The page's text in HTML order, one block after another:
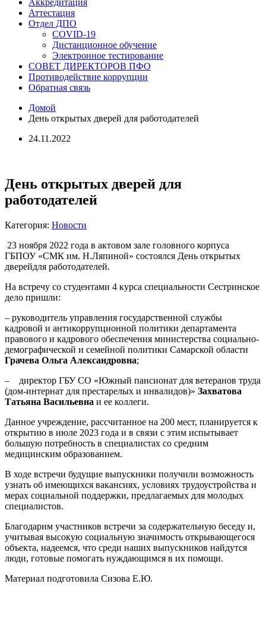
Аккредитация
Аттестация
Отдел ДПО
COVID-19
Дистанционное обучение
Электронное тестирование
СОВЕТ ДИРЕКТОРОВ ПФО
Противодействие коррупции
Обратная связь
Домой
День открытых дверей для работодателей
24.11.2022
День открытых дверей для
работодателей
Категория: Новости
23 ноября 2022 года в актовом зале головного корпуса
ГБПОУ «СМК им. Н.Ляпиной» состоялся День открытых
дверейдля работодателей.
На встречу со студентами 4 курса специальности Сестринское
дело пришли:
– руководитель управления государственной службы
кадровой и антикоррупционной политики департамента
правового и кадрового обеспечения министерства социально-
демографической и семейной политики Самарской области
Грачева Ольга Александровна;
– директор ГБУ СО «Южный пансионат для ветеранов труда
(дом-интернат для престарелых и инвалидов)» Захватова
Татьяна Васильевна и ее коллеги.
Данное учреждение, рассчитанное на 200 мест, планируется к
открытию в июле 2023 года и в связи с этим испытывает
большую потребность в специалистах со средним
медицинским образованием.
В ходе встречи будущие выпускники получили возможность
узнать об имеющихся вакансиях, условиях трудоустройства и
мерах социальной поддержки, предлагаемых для молодых
специалистов.
Благодарим участников встречи за содержательную беседу и,
учитывая высокую социальную значимость открывающегося
объекта, надеемся, что среди наших выпускников найдутся
люди, готовые помогать нуждающимся в их помощи.
Материал подготовила Сизова Е.Ю.